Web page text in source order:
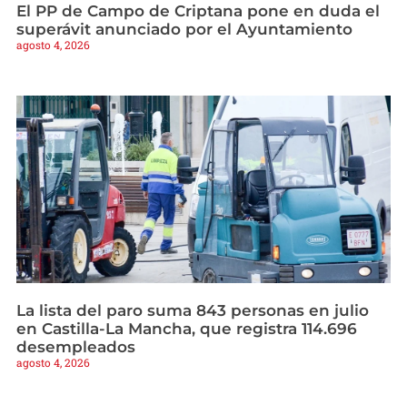
El PP de Campo de Criptana pone en duda el
superávit anunciado por el Ayuntamiento
agosto 4, 2026
La lista del paro suma 843 personas en julio
en Castilla-La Mancha, que registra 114.696
desempleados
agosto 4, 2026